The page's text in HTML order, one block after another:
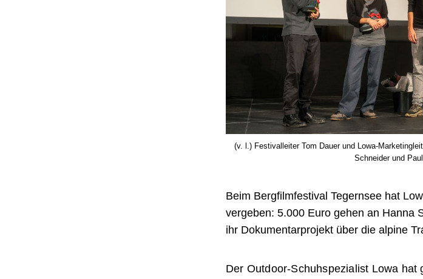
(v. l.) Festivalleiter Tom Dauer und Lowa-
Schneider und
Beim Bergfilmfestival Tegernsee hat
vergeben: 5.000 Euro gehen an Hanna
ihr Dokumentarprojekt über die alpine
Der Outdoor-Schuhspezialist Lowa hat